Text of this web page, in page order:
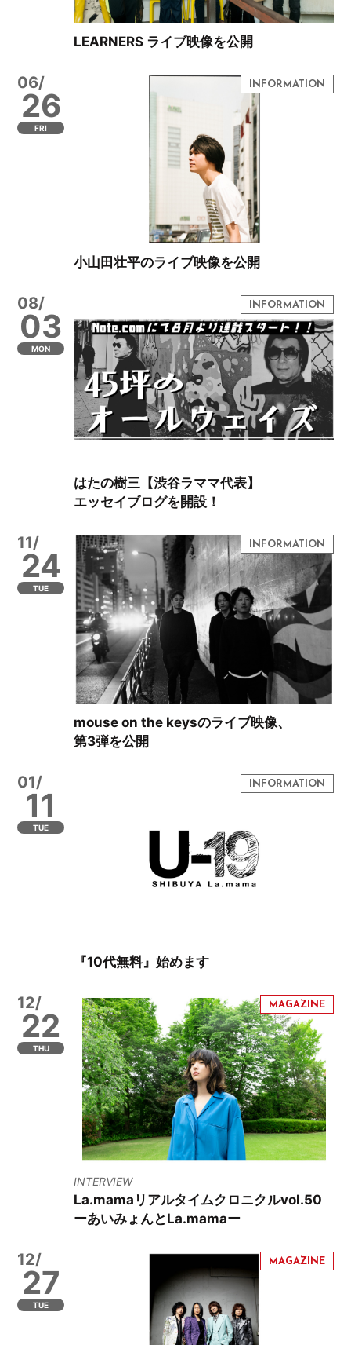
LEARNERS ライブ映像を公開
06/
26
FRI
小山田壮平のライブ映像を公開
08/
03
MON
はたの樹三【渋谷ラママ代表】
エッセイブログを開設！
11/
24
TUE
mouse on the keysのライブ映像、
第3弾を公開
01/
11
TUE
『10代無料』始めます
12/
22
THU
INTERVIEW
La.mamaリアルタイムクロニクルvol.50
ーあいみょんとLa.mamaー
12/
27
TUE